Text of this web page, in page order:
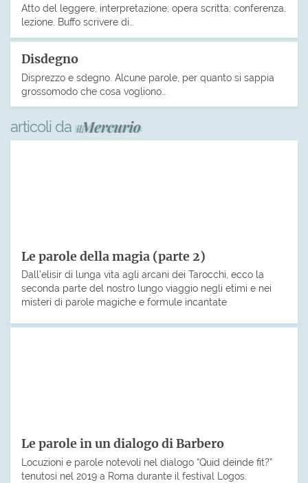
Atto del leggere, interpretazione; opera scritta; conferenza,
lezione. Buffo scrivere di…
Disdegno
Disprezzo e sdegno. Alcune parole, per quanto si sappia
grossomodo che cosa vogliono…
articoli da
Le parole della magia (parte 2)
Dall’elisir di lunga vita agli arcani dei Tarocchi, ecco la
seconda parte del nostro lungo viaggio negli etimi e nei
misteri di parole magiche e formule incantate
Le parole in un dialogo di Barbero
Locuzioni e parole notevoli nel dialogo “Quid deinde fit?”
tenutosi nel 2019 a Roma durante il festival Logos.